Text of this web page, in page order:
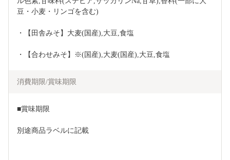
豆・小麦・リンゴを含む)
・【田舎みそ】大麦(国産),大豆,食塩
・【合わせみそ】※(国産),大麦(国産),大豆,食塩
消費期限/賞味期限
■賞味期限
別途商品ラベルに記載